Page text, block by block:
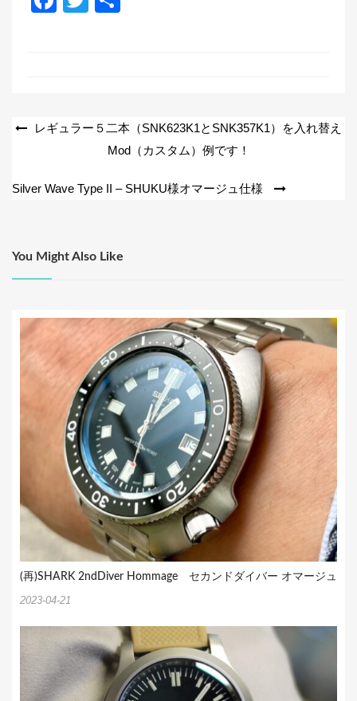
o
投
ー
シ
ン
レギュラー５二本（SNK623K1とSNK357K1）を入れ替え
Mod（カスタム）例です！
Silver Wave Type II – SHUKU様オマージュ仕様
You Might Also Like
(再)SHARK 2ndDiver Hommage セカンドダイバー オマージュ
2023-04-21